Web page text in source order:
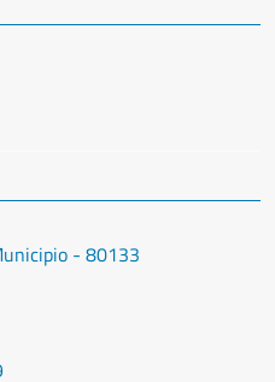
- 80133